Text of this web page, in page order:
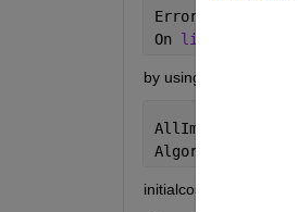
Error
in ==>
On line 4
by using the code
initialcost is a matrix